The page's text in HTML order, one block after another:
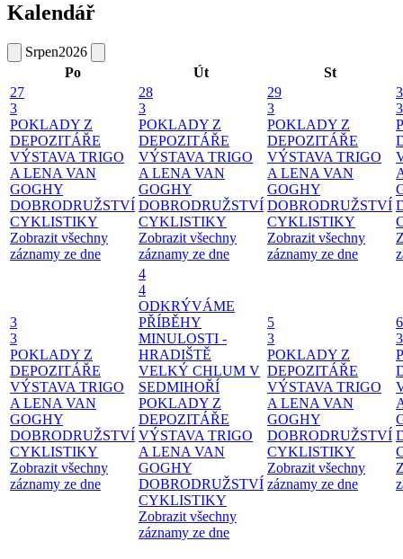
Kalendář
Srpen2026
Po
Út
St
27
3
POKLADY Z
DEPOZITÁŘE
VÝSTAVA TRIGO
A LENA VAN
GOGHY
DOBRODRUŽSTVÍ
CYKLISTIKY
Zobrazit všechny
záznamy ze dne
28
3
POKLADY Z
DEPOZITÁŘE
VÝSTAVA TRIGO
A LENA VAN
GOGHY
DOBRODRUŽSTVÍ
CYKLISTIKY
Zobrazit všechny
záznamy ze dne
29
3
POKLADY Z
DEPOZITÁŘE
VÝSTAVA TRIGO
A LENA VAN
GOGHY
DOBRODRUŽSTVÍ
CYKLISTIKY
Zobrazit všechny
záznamy ze dne
3
3
3
POKLADY Z
DEPOZITÁŘE
VÝSTAVA TRIGO
A LENA VAN
GOGHY
DOBRODRUŽSTVÍ
CYKLISTIKY
Zobrazit všechny
záznamy ze dne
4
4
ODKRÝVÁME
PŘÍBĚHY
MINULOSTI -
HRADIŠTĚ
VELKÝ CHLUM V
SEDMIHOŘÍ
POKLADY Z
DEPOZITÁŘE
VÝSTAVA TRIGO
A LENA VAN
GOGHY
DOBRODRUŽSTVÍ
CYKLISTIKY
Zobrazit všechny
záznamy ze dne
5
3
POKLADY Z
DEPOZITÁŘE
VÝSTAVA TRIGO
A LENA VAN
GOGHY
DOBRODRUŽSTVÍ
CYKLISTIKY
Zobrazit všechny
záznamy ze dne
6
3